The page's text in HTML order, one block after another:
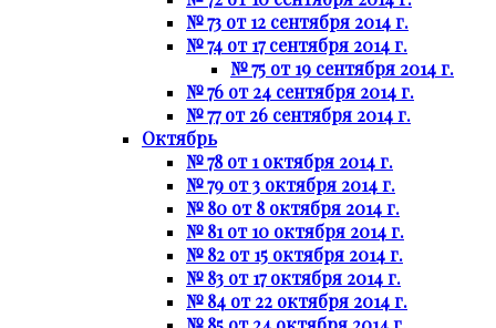
№ 73 от 12 сентября 2014 г.
№ 74 от 17 сентября 2014 г.
№ 75 от 19 сентября 2014 г.
№ 76 от 24 сентября 2014 г.
№ 77 от 26 сентября 2014 г.
Октябрь
№ 78 от 1 октября 2014 г.
№ 79 от 3 октября 2014 г.
№ 80 от 8 октября 2014 г.
№ 81 от 10 октября 2014 г.
№ 82 от 15 октября 2014 г.
№ 83 от 17 октября 2014 г.
№ 84 от 22 октября 2014 г.